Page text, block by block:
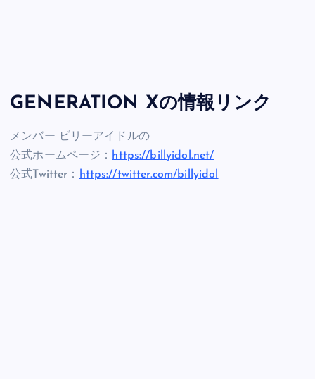
GENERATION Xの情報リンク
メンバー ビリーアイドルの
公式ホームページ： https://billyidol.net/
公式Twitter： https://twitter.com/billyidol